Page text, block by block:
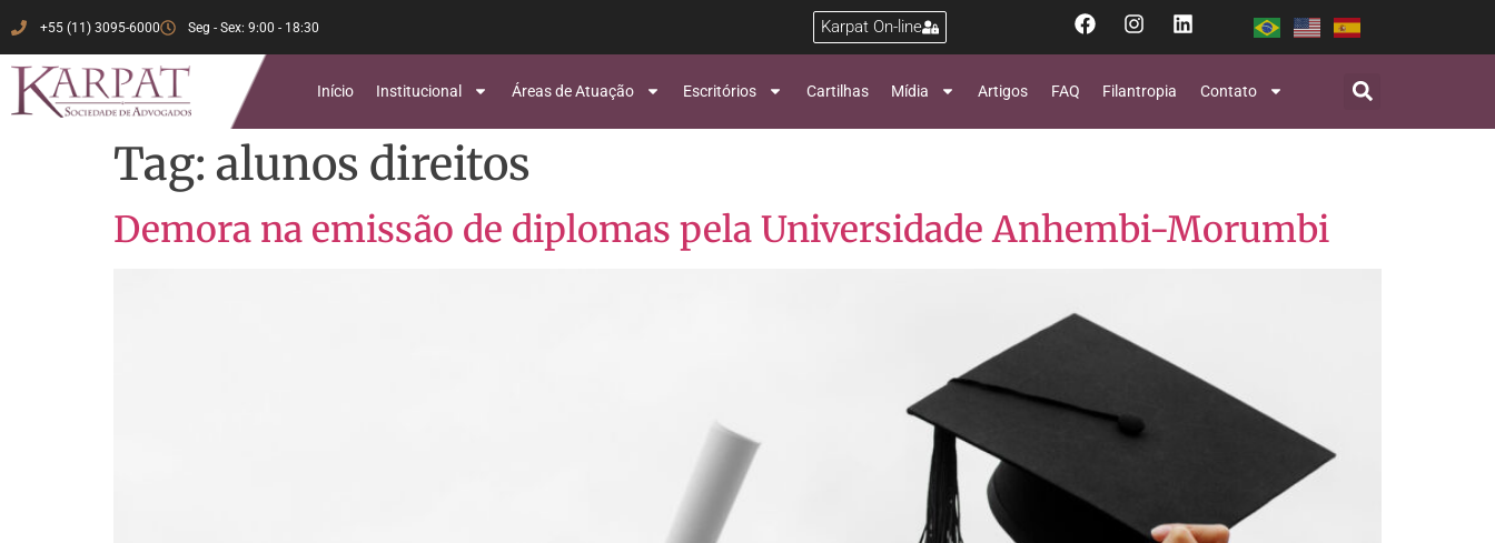
+55 (11) 3095-6000 Seg - Sex: 9:00 - 18:30 Karpat On-line
Início Institucional Áreas de Atuação Escritórios Cartilhas Mídia Artigos FAQ Filantropia Contato
Tag: alunos direitos
Demora na emissão de diplomas pela Universidade Anhembi-Morumbi